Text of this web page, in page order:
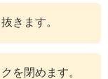
きます。
を閉めます。